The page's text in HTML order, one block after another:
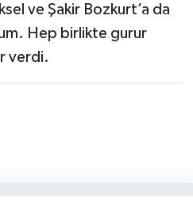
ve Şakir Bozkurt’a da
Hep birlikte gurur
verdi.